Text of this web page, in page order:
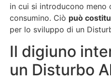
in cui si introducono meno
consumino. Ciò può
per lo sviluppo di un
Il digiuno
un Disturbo